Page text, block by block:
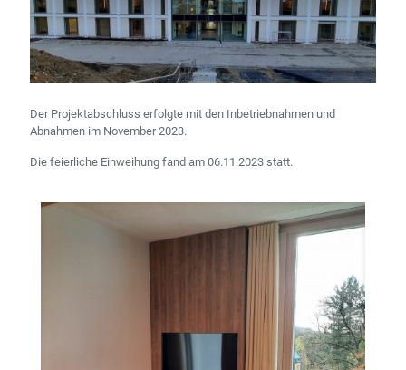
Der Projektabschluss erfolgte mit den Inbetriebnahmen und
Abnahmen im November 2023.
Die feierliche Einweihung fand am 06.11.2023 statt.